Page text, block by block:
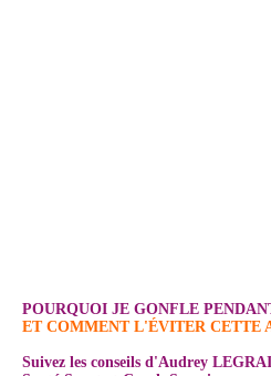
POURQUOI JE GONFLE
ET COMMENT L'ÉVITER CETTE
Suivez les conseils d'Audrey